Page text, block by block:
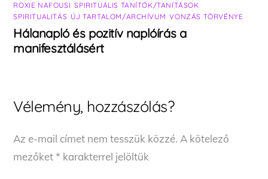
ROXIE NAFOUSI ,SPIRITUÁLIS TANÍTÓK/TANÍTÁSOK
SPIRITUALITÁS ÚJ TARTALOM/ARCHÍVUM ,VONZÁS TÖRVÉNYE
Hálanapló és pozitív naplóírás a
manifesztálásért
Vélemény, hozzászólás?
Az e-mail címet nem tesszük közzé. A kötelező
mezőket* karakterrel jelöltük